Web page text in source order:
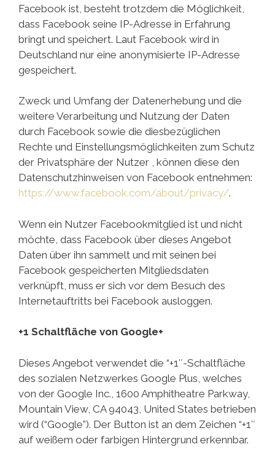
Facebook ist, besteht trotzdem die Möglichkeit,
dass Facebook seine IP-Adresse in Erfahrung
bringt und speichert. Laut Facebook wird in
Deutschland nur eine anonymisierte IP-Adresse
gespeichert.
Zweck und Umfang der Datenerhebung und die
weitere Verarbeitung und Nutzung der Daten
durch Facebook sowie die diesbezüglichen
Rechte und Einstellungsmöglichkeiten zum Schutz
der Privatsphäre der Nutzer , können diese den
Datenschutzhinweisen von Facebook entnehmen:
https://www.facebook.com/about/privacy/.
Wenn ein Nutzer Facebookmitglied ist und nicht
möchte, dass Facebook über dieses Angebot
Daten über ihn sammelt und mit seinen bei
Facebook gespeicherten Mitgliedsdaten
verknüpft, muss er sich vor dem Besuch des
Internetauftritts bei Facebook ausloggen.
+1 Schaltfläche von Google+
Dieses Angebot verwendet die “+1″-Schaltfläche
des sozialen Netzwerkes Google Plus, welches
von der Google Inc., 1600 Amphitheatre Parkway,
Mountain View, CA 94043, United States betrieben
wird (“Google”). Der Button ist an dem Zeichen “+1″
auf weißem oder farbigen Hintergrund erkennbar.